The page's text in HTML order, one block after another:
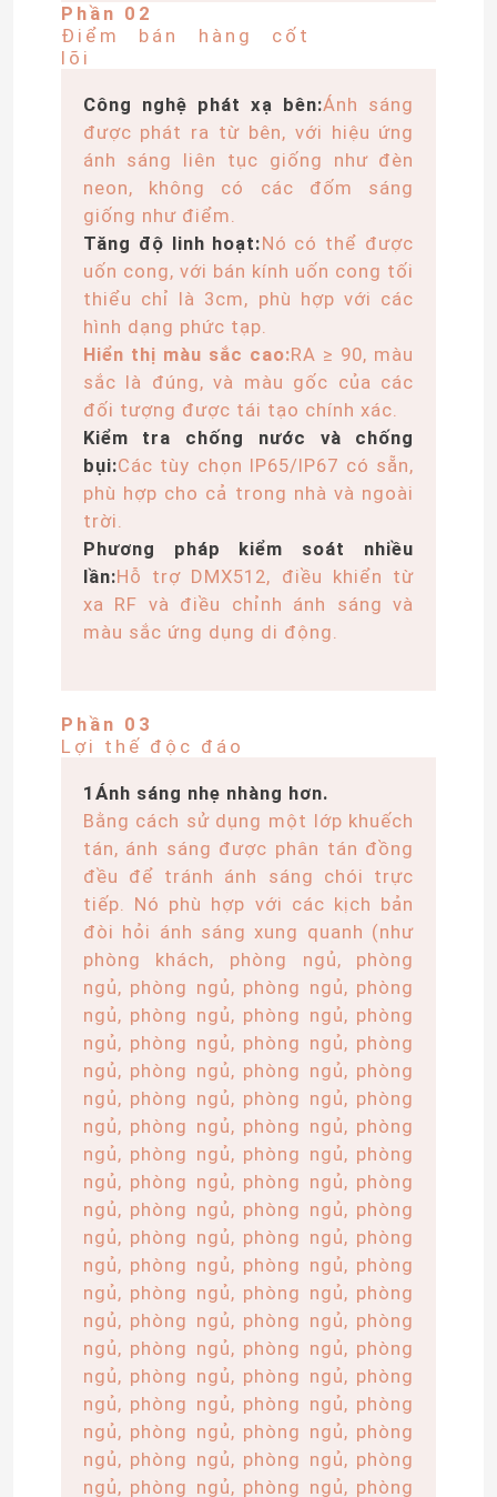
Sản phẩm
Video
Về chúng tôi
Tham quan nhà máy
Kiểm soát chất lượng
Liên hệ chúng tôi
Tin tức
Yêu cầu báo giá
Đèn LED Dải Neon
Phần 02
Điểm bán hàng cốt
lõi
Công nghệ phát xạ bên:Ánh sáng
được phát ra từ bên, với hiệu ứng
ánh sáng liên tục giống như đèn
neon, không có các đốm sáng
giống như điểm.
Tăng độ linh hoạt:Nó có thể được
uốn cong, với bán kính uốn cong tối
thiểu chỉ là 3cm, phù hợp với các
hình dạng phức tạp.
Hiển thị màu sắc cao:RA ≥ 90, màu
sắc là đúng, và màu gốc của các
đối tượng được tái tạo chính xác.
Kiểm tra chống nước và chống
bụi:Các tùy chọn IP65/IP67 có sẵn,
phù hợp cho cả trong nhà và ngoài
trời.
Phương pháp kiểm soát nhiều
lần:Hỗ trợ DMX512, điều khiển từ
xa RF và điều chỉnh ánh sáng và
màu sắc ứng dụng di động.
Phần 03
Lợi thế độc đáo
1Ánh sáng nhẹ nhàng hơn.
Bằng cách sử dụng một lớp khuếch
tán, ánh sáng được phân tán đồng
đều để tránh ánh sáng chói trực
tiếp. Nó phù hợp với các kịch bản
đòi hỏi ánh sáng xung quanh (như
phòng khách, phòng ngủ, phòng
ngủ, phòng ngủ, phòng ngủ, phòng
ngủ, phòng ngủ, phòng ngủ, phòng
ngủ, phòng ngủ, phòng ngủ, phòng
ngủ, phòng ngủ, phòng ngủ, phòng
ngủ, phòng ngủ, phòng ngủ, phòng
ngủ, phòng ngủ, phòng ngủ, phòng
ngủ, phòng ngủ, phòng ngủ, phòng
ngủ, phòng ngủ, phòng ngủ, phòng
ngủ, phòng ngủ, phòng ngủ, phòng
ngủ, phòng ngủ, phòng ngủ, phòng
ngủ, phòng ngủ, phòng ngủ, phòng
ngủ, phòng ngủ, phòng ngủ, phòng
ngủ, phòng ngủ, phòng ngủ, phòng
ngủ, phòng ngủ, phòng ngủ, phòng
ngủ, phòng ngủ, phòng ngủ, phòng
ngủ, phòng ngủ, phòng ngủ, phòng
ngủ, phòng ngủ, phòng ngủ, phòng
ngủ, phòng ngủ, phòng ngủ, phòng
ngủ, phòng ngủ, phòng ngủ, phòng